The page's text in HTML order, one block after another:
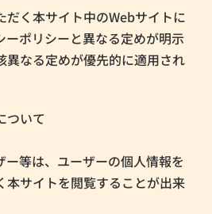
だく本サイト中のWebサイトに
ーポリシーと異なる定めが明示
異なる定めが優先的に適用され
ついて
ー等は、ユーザーの個人情報を
本サイトを閲覧することが出来